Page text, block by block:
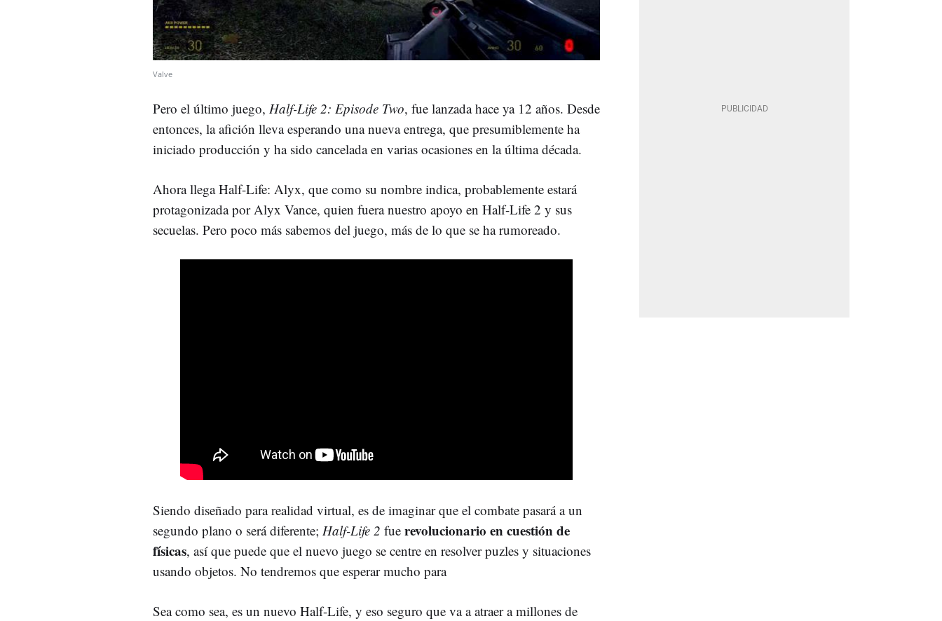
Valve
Pero el último juego, Half-Life 2: Episode Two, fue lanzada hace ya 12 años. Desde
entonces, la afición lleva esperando una nueva entrega, que presumiblemente ha
iniciado producción y ha sido cancelada en varias ocasiones en la última década.
Ahora llega Half-Life: Alyx, que como su nombre indica, probablemente estará
protagonizada por Alyx Vance, quien fuera nuestro apoyo en Half-Life 2 y sus
secuelas. Pero poco más sabemos del juego, más de lo que se ha rumoreado.
Siendo diseñado para realidad virtual, es de imaginar que el combate pasará a un
segundo plano o será diferente; Half-Life 2 fue revolucionario en cuestión de
físicas, así que puede que el nuevo juego se centre en resolver puzles y situaciones
usando objetos. No tendremos que esperar mucho para
Sea como sea, es un nuevo Half-Life, y eso seguro que va a atraer a millones de